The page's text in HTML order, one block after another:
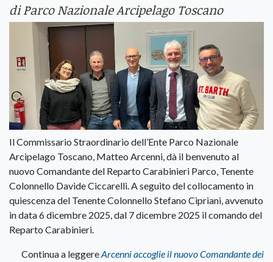
di Parco Nazionale Arcipelago Toscano
Il Commissario Straordinario dell’Ente Parco Nazionale
Arcipelago Toscano, Matteo Arcenni, dà il benvenuto al
nuovo Comandante del Reparto Carabinieri Parco, Tenente
Colonnello Davide Ciccarelli. A seguito del collocamento in
quiescenza del Tenente Colonnello Stefano Cipriani, avvenuto
in data 6 dicembre 2025, dal 7 dicembre 2025 il comando del
Reparto Carabinieri.
Continua a leggereArcenni accoglie il nuovo Comandante dei